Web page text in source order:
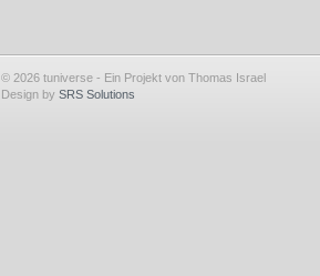
© 2026 tuniverse - Ein Projekt von Thomas Israel
Design by SRS Solutions